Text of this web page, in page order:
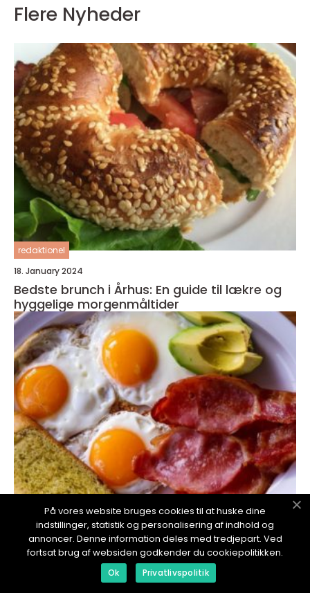
Flere Nyheder
redaktionel
18. January 2024
Bedste brunch i Århus: En guide til lækre og
hyggelige morgenmåltider
18. January 2024
Brunch er en populær måltidsoplevelse, der
kombinerer det bedste fra morgenmad og
På vores website bruges cookies til at huske dine
indstillinger, statistik og personalisering af indhold og
annoncer. Denne information deles med tredjepart. Ved
fortsat brug af websiden godkender du cookiepolitikken.
Ok Privatlivspolitik